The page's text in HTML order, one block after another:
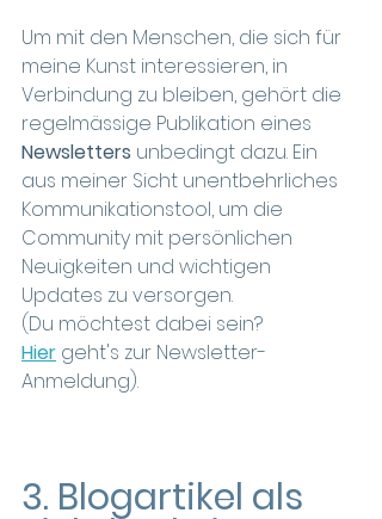
Um mit den Menschen, die sich für
meine Kunst interessieren, in
Verbindung zu bleiben, gehört die
regelmässige Publikation eines
Newsletters unbedingt dazu. Ein
aus meiner Sicht unentbehrliches
Kommunikationstool, um die
Community mit persönlichen
Neuigkeiten und wichtigen
Updates zu versorgen.
(Du möchtest dabei sein?
Hier geht's zur Newsletter-
Anmeldung).
3. Blogartikel als